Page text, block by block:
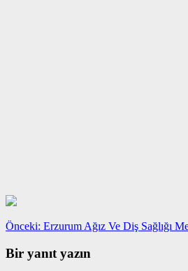
Yazı
gezinmesi
Önceki: Önceki
Erzurum Ağız Ve Diş Sağlığı
Bir yanıt yazın